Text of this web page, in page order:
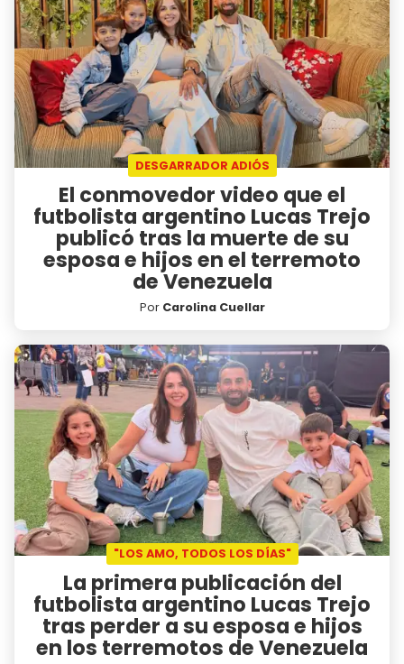
DESGARRADOR ADIÓS
El conmovedor video que el
futbolista argentino Lucas Trejo
publicó tras la muerte de su
esposa e hijos en el terremoto
de Venezuela
Por Carolina Cuellar
"LOS AMO, TODOS LOS DÍAS"
La primera publicación del
futbolista argentino Lucas Trejo
tras perder a su esposa e hijos
en los terremotos de Venezuela